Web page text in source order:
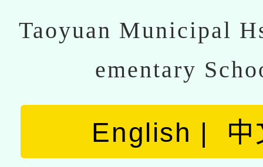
Taoyuan Municipal
ementary
English 中